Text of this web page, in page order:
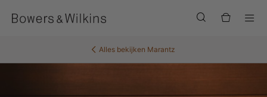
Alles bekijken Marantz